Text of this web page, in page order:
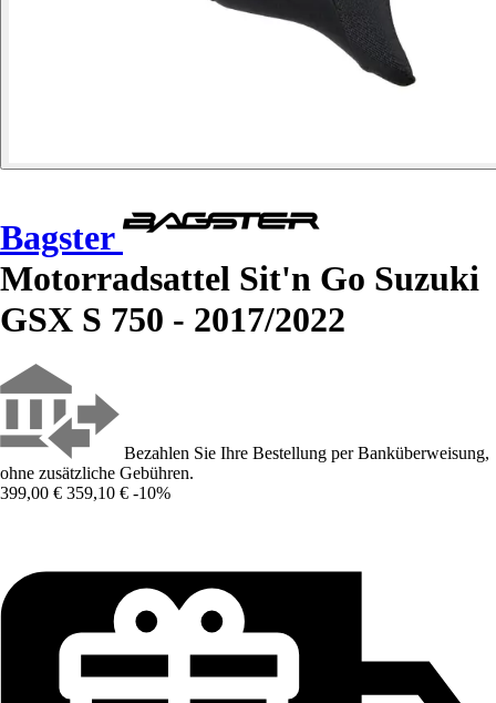
Bagster
Motorradsattel Sit'n Go Suzuki
GSX S 750 - 2017/2022
Bezahlen Sie Ihre Bestellung per Banküberweisung,
ohne zusätzliche Gebühren.
399,00 € 359,10 € -10%